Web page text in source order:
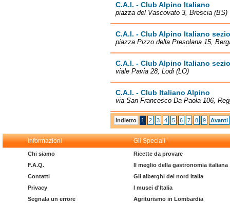
C.A.I. - Club Alpino Italiano
piazza del Vascovato 3, Brescia (BS)
C.A.I. - Club Alpino Italiano
piazza Pizzo della Presolana 15,
C.A.I. - Club Alpino Italiano
viale Pavia 28, Lodi (LO)
C.A.I. - Club Italiano Alpino
via San Francesco Da Paola 106,
Indietro 1 2 3 4 5 6 7 8 9 Avanti
Informazioni Gli Speciali
Chi siamo
F.A.Q.
Contatti
Privacy
Segnala un errore
Ricette da provare
Il meglio della gastronomia italiana
Gli alberghi del nord Italia
I musei d'Italia
Agriturismo in Lombardia